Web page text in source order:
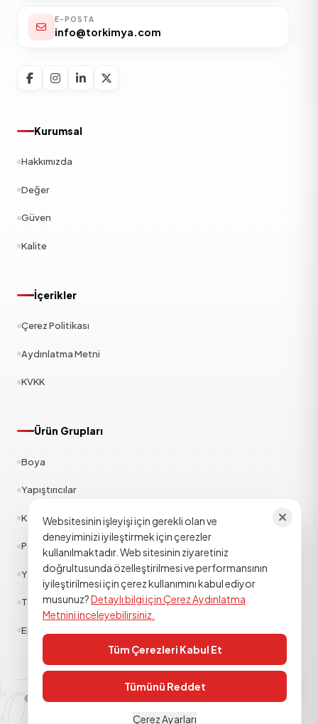
kimya
E-POSTA
info@torkimya.com
Kurumsal
Hakkımızda
Değer
Güven
Kalite
İçerikler
Çerez Politikası
Aydınlatma Metni
KVKK
Ürün Grupları
Boya
Yapıştırıcılar
Kauçuk
Polyester
Yapı Kimyasalları
Tekstil
Epoksi Poliüretan
© 2026 . Tüm hakları saklıdır.
Websitesinin işleyişi için gerekli olan ve
deneyiminizi iyileştirmek için çerezler
kullanılmaktadır. Web sitesinin ziyaretiniz
doğrultusunda özelleştirilmesi ve performansının
iyileştirilmesi için çerez kullanımını kabul ediyor
musunuz?Detaylı bilgi için Çerez Aydınlatma
Metnini inceleyebilirsiniz.
Tüm Çerezleri Kabul Et
Tümünü Reddet
Çerez Ayarları